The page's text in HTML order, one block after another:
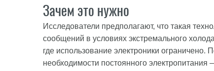
Зачем это нужно
Исследователи предполагают, что такая
сообщений в условиях экстремального
где использование электроники ограничено.
необходимости постоянного электропитания